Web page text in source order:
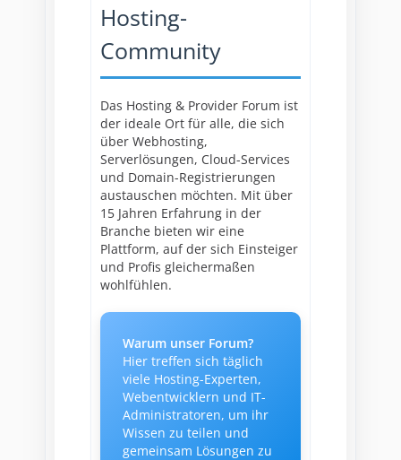
Hosting-
Community
Das Hosting & Provider Forum ist
der ideale Ort für alle, die sich
über Webhosting,
Serverlösungen, Cloud-Services
und Domain-Registrierungen
austauschen möchten. Mit über
15 Jahren Erfahrung in der
Branche bieten wir eine
Plattform, auf der sich Einsteiger
und Profis gleichermaßen
wohlfühlen.
Warum unser Forum?
Hier treffen sich täglich
viele Hosting-Experten,
Webentwicklern und IT-
Administratoren, um ihr
Wissen zu teilen und
gemeinsam Lösungen zu